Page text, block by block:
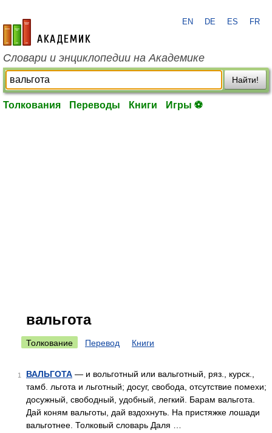
academic.ru
EN DE ES FR
Словари и энциклопедии на Академике
Найти!
Толкования Переводы Книги Игры ⚽
вальгота
Толкование Перевод Книги
1 ВАЛЬГОТА — и вольготный или вальготный, ряз., курск.,
тамб. льгота и льготный; досуг, свобода, отсутствие помехи;
досужный, свободный, удобный, легкий. Барам вальгота.
Дай коням вальготы, дай вздохнуть. На пристяжке лошади
вальготнее. Толковый словарь Даля …